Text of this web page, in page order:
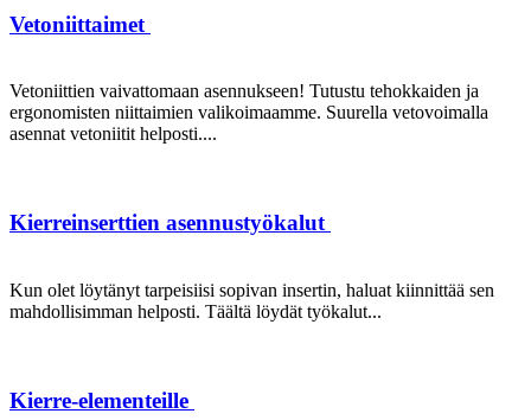
Vetoniittaimet
Vetoniittien vaivattomaan asennukseen! Tutustu tehokkaiden ja
ergonomisten niittaimien valikoimaamme. Suurella vetovoimalla
asennat vetoniitit helposti....
Kierreinserttien asennustyökalut
Kun olet löytänyt tarpeisiisi sopivan insertin, haluat kiinnittää sen
mahdollisimman helposti. Täältä löydät työkalut...
Kierre-elementeille